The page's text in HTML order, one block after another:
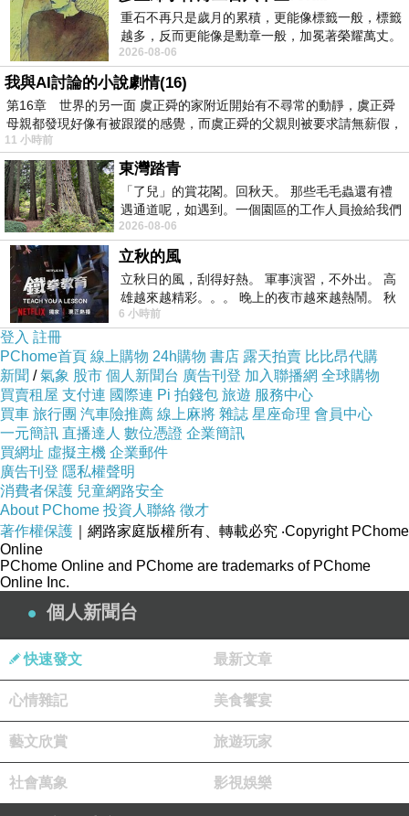
◎注意事項◎
1.商品由配送人員送達時，請檢查商品有無缺失，避免造成爭議。
2.商品退貨時須回復原狀，亦即須回復至您收到商品時的原始狀態(包含
3.如所經道路或空間過於狹隘致商品、車輛無法進入者，恕無法配送。
6. 為避免椅腳在運送過程中碰撞導致商品損壞，故椅腳一律自行DIY安裝
重石不再只是歲月的累積，更能像標籤一般，標籤
越多，反而更能像是勳章一般，加冕著榮耀萬丈。
習慣一如縱容，成了再難輕輕放下的罪證
2026-08-06
我與AI討論的小說劇情(16)
第16章 世界的另一面 虞正舜的家附近開始有不尋常的動靜，虞正舜
母親都發現好像有被跟蹤的感覺，而虞正舜的父親則被要求請無薪假，
11 小時前
東灣踏青
「了兒」的賞花閣。回秋天。 那些毛毛蟲還有禮
遇通道呢，如遇到。一個園區的工作人員撿給我們
細賞。
2026-08-06
立秋的風
立秋日的風，刮得好熱。 軍事演習，不外出。 高
雄越來越精彩。。。 晚上的夜市越來越熱鬧。 秋
天的風刮得很熱 夜遊消暑熱。。。
6 小時前
登入 註冊
PChome首頁 線上購物 24h購物 書店 露天拍賣 比比昂代購
新聞 /氣象 股市 個人新聞台 廣告刊登 加入聯播網 全球購物
買賣租屋 支付連 國際連 Pi 拍錢包 旅遊 服務中心
買車 旅行團 汽車險推薦 線上麻將 雜誌 星座命理 會員中心
一元簡訊 直播達人 數位憑證 企業簡訊
買網址 虛擬主機 企業郵件
廣告刊登 隱私權聲明
消費者保護 兒童網路安全
About PChome 投資人聯絡 徵才
著作權保護 ｜網路家庭版權所有、轉載必究 ‧Copyright PChome
Online
PChome Online and PChome are trademarks of PChome
Online Inc.
個人新聞台
快速發文 最新文章
心情雜記 美食饗宴
藝文欣賞 旅遊玩家
社會萬象 影視娛樂